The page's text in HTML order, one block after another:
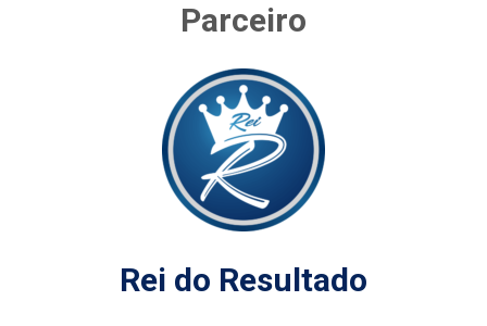
Parceiro
Rei do Resultado